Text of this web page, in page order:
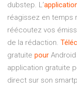
dubstep. L’
réagissez en temps
réécoutez vos
de la rédaction.
gratuite pour
application gratuite
direct sur son